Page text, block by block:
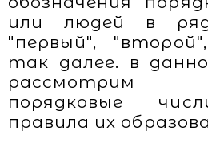
или людей в
"первый",
так далее. в
рассмотрим
порядковые
правила их